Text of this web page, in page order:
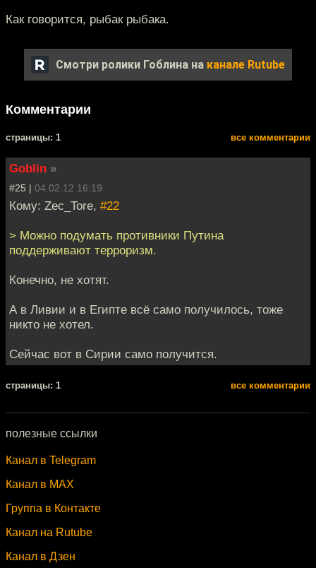
Как говорится, рыбак рыбака.
Смотри ролики Гоблина на канале Rutube
Комментарии
cтраницы: 1 все комментарии
Goblin »
#25 | 04.02.12 16:19
Кому: Zec_Tore, #22
> Можно подумать противники Путина
поддерживают терроризм.
Конечно, не хотят.
А в Ливии и в Египте всё само получилось, тоже
никто не хотел.
Сейчас вот в Сирии само получится.
cтраницы: 1 все комментарии
полезные ссылки
Канал в Telegram
Канал в MAX
Группа в Контакте
Канал на Rutube
Канал в Дзен